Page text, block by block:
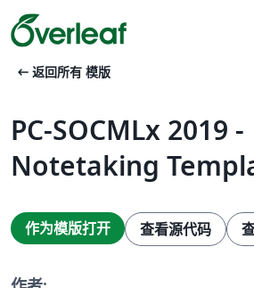
arrow_left_alt 返回所有 模版
PC-SOCMLx 2019 -
Notetaking
作为模版打开 查看源代码